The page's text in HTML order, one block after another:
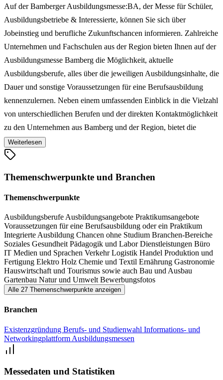
Auf der Bamberger Ausbildungsmesse:BA, der Messe für Schüler,
Ausbildungsbetriebe & Interessierte, können Sie sich über
Jobeinstieg und berufliche Zukunftschancen informieren. Zahlreiche
Unternehmen und Fachschulen aus der Region bieten Ihnen auf der
Ausbildungsmesse Bamberg die Möglichkeit, aktuelle
Ausbildungsberufe, alles über die jeweiligen Ausbildungsinhalte, die
Dauer und sonstige Voraussetzungen für eine Berufsausbildung
kennenzulernen. Neben einem umfassenden Einblick in die Vielzahl
von unterschiedlichen Berufen und der direkten Kontaktmöglichkeit
zu den Unternehmen aus Bamberg und der Region, bietet die
Ausbildungsmesse:BA ebenso die Gelegenheit, sich über
Praktikumsplätze zu informieren. Außerdem haben Sie die
Fotografen machen zu lassen. Die Bamberger
Ausbildungsmesse:BA hat sich mittlerweile zur größten
Schülerin und Schüler zahlreiche Unternehmen und Institutionen
präsentieren kann, um der Entscheidung für die berufliche Zukunft
ein Stück näher zu kommen.
Weiterlesen
Themenschwerpunkte und Branchen
Themenschwerpunkte
Ausbildungsberufe Ausbildungsangebote Praktikumsangebote
Voraussetzungen für eine Berufsausbildung oder ein Praktikum
Integrierte Ausbildung Chancen ohne Studium Branchen-Bereiche
Soziales Gesundheit Pädagogik und LaborDienstleistungen Büro
IT Medien und Sprachen VerkehrLogistik Handel Produktion und
Fertigung Elektro Holz Chemie und Textil Ernährung Gastronomie
Hauswirtschaft und Tourismus sowie auch Bau und Ausbau
Gartenbau Natur und Umwelt Bewerbungsfotos
Alle 27 Themenschwerpunkte anzeigen
Branchen
Existenzgründung Berufs- und Studienwahl Informations- und
Networkingplattform Ausbildungsmessen
Messedaten und Statistiken